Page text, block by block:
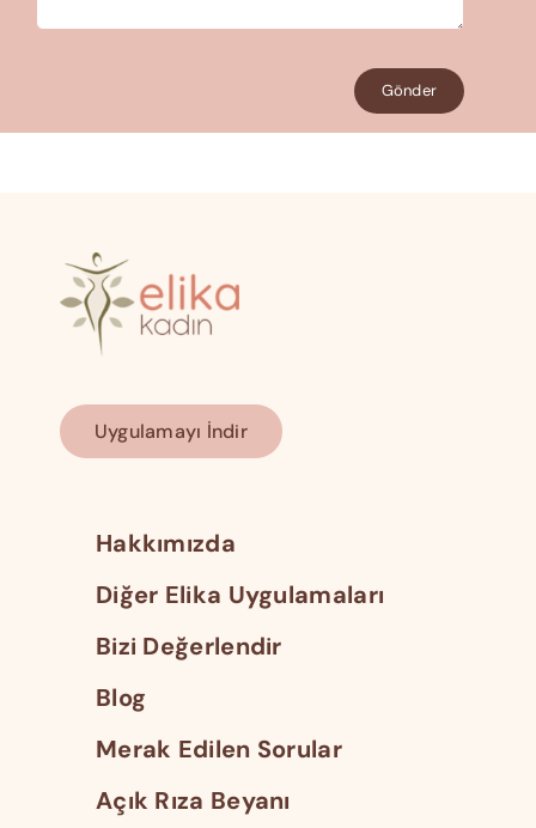
Gönder
Uygulamayı İndir
Hakkımızda
Diğer Elika Uygulamaları
Bizi Değerlendir
Blog
Merak Edilen Sorular
Açık Rıza Beyanı